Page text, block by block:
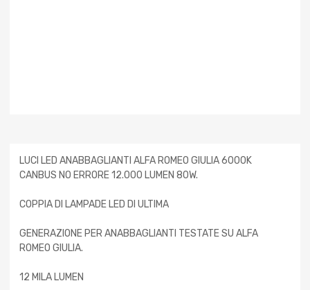
LUCI LED ANABBAGLIANTI ALFA ROMEO GIULIA 6000K
CANBUS NO ERRORE 12.000 LUMEN 80W.
COPPIA DI LAMPADE LED DI ULTIMA
GENERAZIONE PER ANABBAGLIANTI TESTATE SU ALFA
ROMEO GIULIA.
12 MILA LUMEN